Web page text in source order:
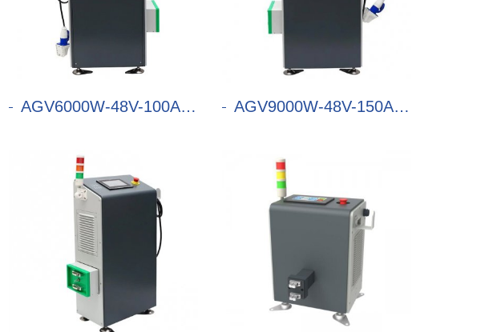
AGV6000W-48V-100A充电机 AGV9000W-48V-150A充电机